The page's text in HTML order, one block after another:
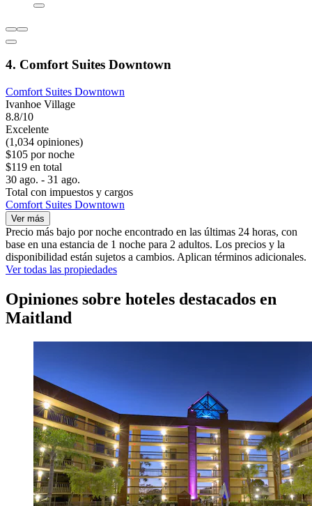
4. Comfort Suites Downtown
Comfort Suites Downtown
Ivanhoe Village
8.8/10
Excelente
(1,034 opiniones)
$105 por noche
$119 en total
30 ago. - 31 ago.
Total con impuestos y cargos
Comfort Suites Downtown
Ver más
Precio más bajo por noche encontrado en las últimas 24 horas, con
base en una estancia de 1 noche para 2 adultos. Los precios y la
disponibilidad están sujetos a cambios. Aplican términos adicionales.
Ver todas las propiedades
Opiniones sobre hoteles destacados en
Maitland